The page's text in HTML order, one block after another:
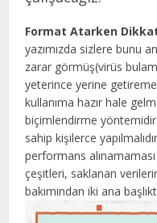
Format Atarken
yazımızda sizlere bunu
zarar görmüş(virüs
yeterince yerine
kullanıma hazır hale
biçimlendirme
sahip kişilerce
performans
çeşitleri, saklanan
bakımından iki ana